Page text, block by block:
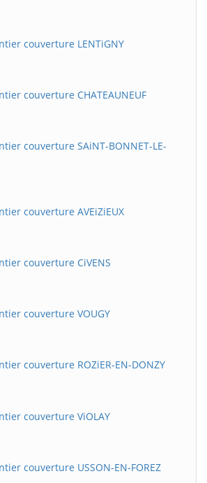
couverture LENTiGNY
couverture CHATEAUNEUF
couverture SAiNT-BONNET-LE-
couverture AVEiZiEUX
couverture CiVENS
couverture VOUGY
couverture ROZiER-EN-DONZY
couverture ViOLAY
couverture USSON-EN-FOREZ